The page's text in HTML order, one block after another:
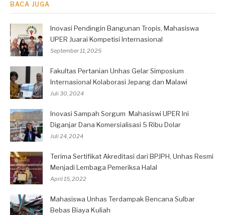
BACA JUGA
Inovasi Pendingin Bangunan Tropis, Mahasiswa
UPER Juarai Kompetisi Internasional
September 11, 2025
Fakultas Pertanian Unhas Gelar Simposium
Internasional Kolaborasi Jepang dan Malawi
Juli 30, 2024
Inovasi Sampah Sorgum Mahasiswi UPER Ini
Diganjar Dana Komersialisasi 5 Ribu Dolar
Juli 24, 2024
Terima Sertifikat Akreditasi dari BPJPH, Unhas Resmi
Menjadi Lembaga Pemeriksa Halal
April 15, 2022
Mahasiswa Unhas Terdampak Bencana Sulbar
Bebas Biaya Kuliah